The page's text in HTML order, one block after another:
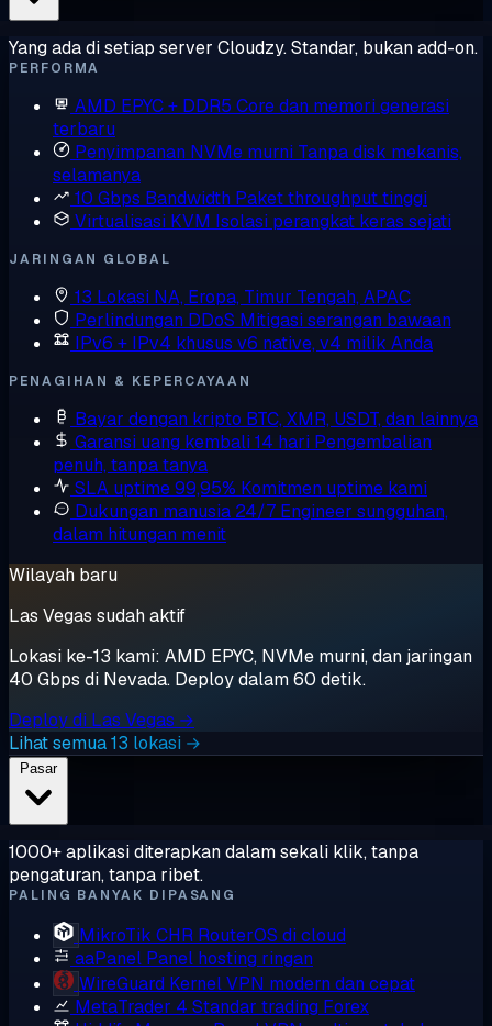
Yang ada di setiap server Cloudzy. Standar, bukan add-on.
PERFORMA
AMD EPYC + DDR5 Core dan memori generasi
terbaru
Penyimpanan NVMe murni Tanpa disk mekanis,
selamanya
10 Gbps Bandwidth Paket throughput tinggi
Virtualisasi KVM Isolasi perangkat keras sejati
JARINGAN GLOBAL
13 Lokasi NA, Eropa, Timur Tengah, APAC
Perlindungan DDoS Mitigasi serangan bawaan
IPv6 + IPv4 khusus v6 native, v4 milik Anda
PENAGIHAN & KEPERCAYAAN
Bayar dengan kripto BTC, XMR, USDT, dan lainnya
Garansi uang kembali 14 hari Pengembalian
penuh, tanpa tanya
SLA uptime 99,95% Komitmen uptime kami
Dukungan manusia 24/7 Engineer sungguhan,
dalam hitungan menit
Wilayah baru
Las Vegas sudah aktif
Lokasi ke-13 kami: AMD EPYC, NVMe murni, dan jaringan
40 Gbps di Nevada. Deploy dalam 60 detik.
Deploy di Las Vegas →
Lihat semua 13 lokasi →
Pasar
1000+ aplikasi diterapkan dalam sekali klik, tanpa
pengaturan, tanpa ribet.
PALING BANYAK DIPASANG
MikroTik CHR RouterOS di cloud
aaPanel Panel hosting ringan
WireGuard Kernel VPN modern dan cepat
MetaTrader 4 Standar trading Forex